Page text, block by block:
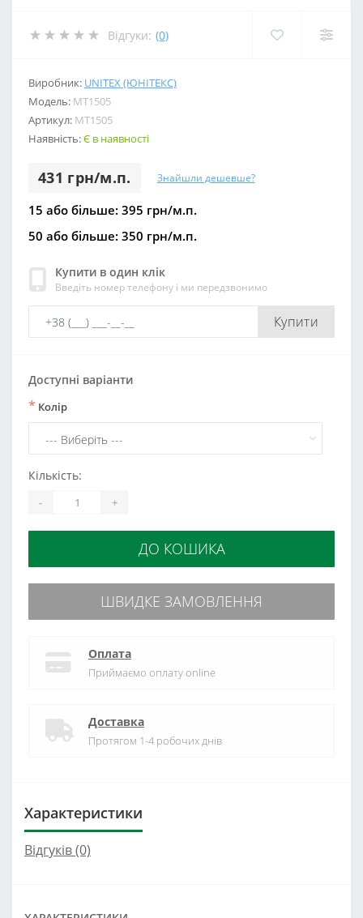
Відгуки: (0)
Виробник: UNITEX (ЮНІТЕКС)
Модель: МТ1505
Артикул: МТ1505
Наявність:Є в наявності
431 грн/м.п. Знайшли дешевше?
15 або більше: 395 грн/м.п.
50 або більше: 350 грн/м.п.
Купити в один клік
Введіть номер телефону і ми передзвонимо
Купити
Доступні варіанти
* Колір
Кількість:
- +
ДО КОШИКА
ШВИДКЕ ЗАМОВЛЕННЯ
Оплата
Приймаємо оплату online
Доставка
Протягом 1-4 робочих днів
Характеристики
Відгуків (0)